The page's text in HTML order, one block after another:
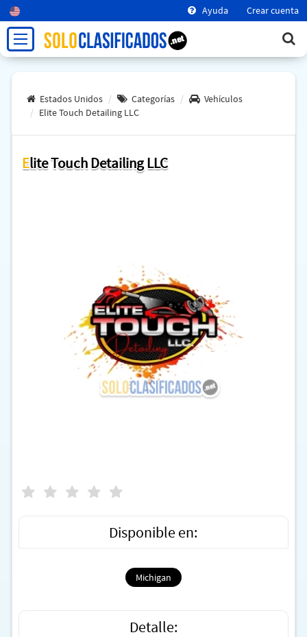
Ayuda Crear cuenta
Estados Unidos Categorías
Vehículos
Elite Touch Detailing LLC
Elite Touch Detailing LLC
Disponible en:
Michigan
Detalle: